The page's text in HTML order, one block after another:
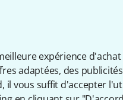
expérience
adaptées, des
il vous suffit d'accepter